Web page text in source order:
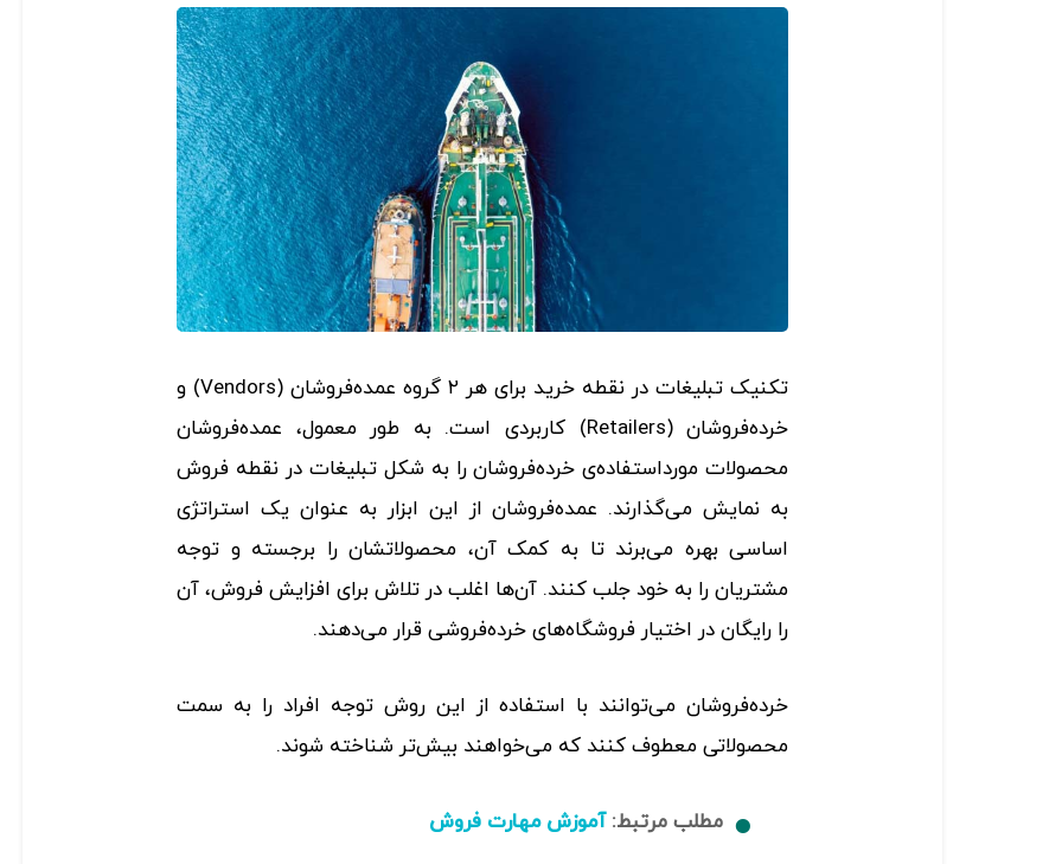
تکنیک تبلیغات در نقطه خرید برای هر ۲ گروه عمده‌فروشان (Vendors) و
خرده‌فروشان (Retailers) کاربردی است. به طور معمول، عمده‌فروشان
محصولات مورداستفاده‌ی خرده‌فروشان را به شکل تبلیغات در نقطه فروش
به نمایش می‌گذارند. عمده‌فروشان از این ابزار به عنوان یک استراتژی
اساسی بهره می‌برند تا به کمک آن، محصولاتشان را برجسته و توجه
مشتریان را به خود جلب کنند. آن‌ها اغلب در تلاش برای افزایش فروش، آن
را رایگان در اختیار فروشگاه‌های خرده‌فروشی قرار می‌دهند.
خرده‌فروشان می‌توانند با استفاده از این روش توجه افراد را به سمت
محصولاتی معطوف کنند که می‌خواهند بیش‌تر شناخته شوند.
مطلب مرتبط:آموزش مهارت فروش